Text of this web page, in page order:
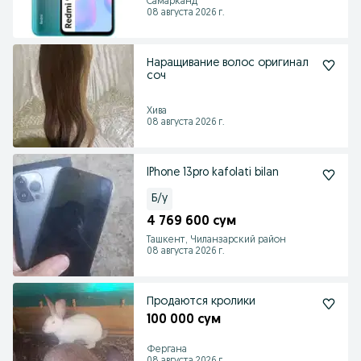
08 августа 2026 г.
Наращивание волос оригинал
соч
Хива
08 августа 2026 г.
IPhone 13pro kafolati bilan
Б/у
4 769 600 сум
Ташкент, Чиланзарский район
08 августа 2026 г.
Продаются кролики
100 000 сум
Фергана